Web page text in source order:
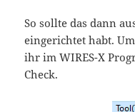
So sollte das dann
eingerichtet habt.
ihr im WIRES-X
Check.